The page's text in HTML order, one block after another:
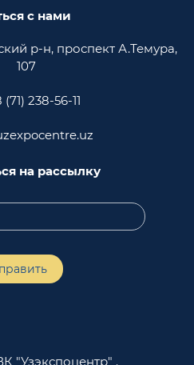
с нами
р-н, проспект А.Темура,
107
(71) 238-56-11
на рассылку
"Узэкспоцентр" .